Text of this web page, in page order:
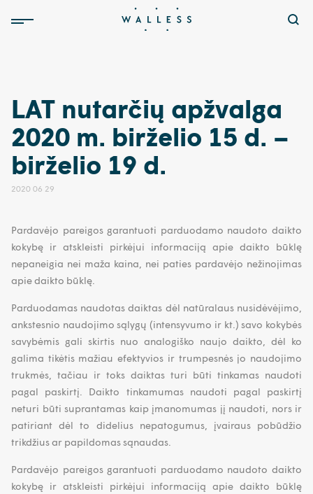
LAT nutarčių apžvalga
2020 m. birželio 15 d. –
birželio 19 d.
2020 06 29
Pardavėjo pareigos garantuoti parduodamo naudoto daikto
kokybę ir atskleisti pirkėjui informaciją apie daikto būklę
nepaneigia nei maža kaina, nei paties pardavėjo nežinojimas
apie daikto būklę.
Parduodamas naudotas daiktas dėl natūralaus nusidėvėjimo,
ankstesnio naudojimo sąlygų (intensyvumo ir kt.) savo kokybės
savybėmis gali skirtis nuo analogiško naujo daikto, dėl ko
galima tikėtis mažiau efektyvios ir trumpesnės jo naudojimo
trukmės, tačiau ir toks daiktas turi būti tinkamas naudoti
pagal paskirtį. Daikto tinkamumas naudoti pagal paskirtį
neturi būti suprantamas kaip įmanomumas jį naudoti, nors ir
patiriant dėl to didelius nepatogumus, įvairaus pobūdžio
trikdžius ar papildomas sąnaudas.
Pardavėjo pareigos garantuoti parduodamo naudoto daikto
kokybę ir atskleisti pirkėjui informaciją apie daikto būklę